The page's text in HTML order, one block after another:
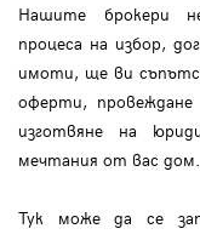
Нашите брокери
процеса на избор,
имоти, ще ви
оферти, провеждане
изготвяне на
мечтания от вас дом.
Тук може да се